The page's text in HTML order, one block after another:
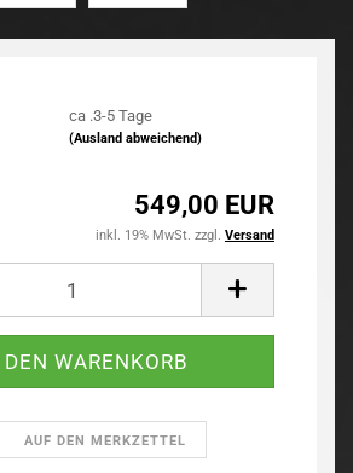
ca .3-5 Tage
(Ausland abweichend)
549,00 EUR
inkl. 19% MwSt. zzgl. Versand
AUF DEN MERKZETTEL